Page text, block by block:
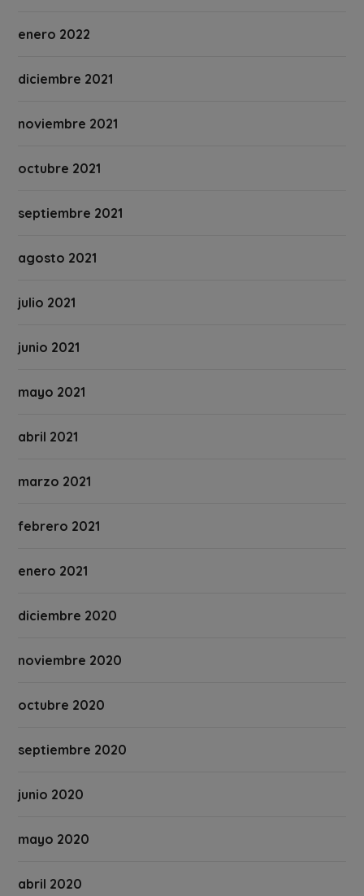
enero 2022
diciembre 2021
noviembre 2021
octubre 2021
septiembre 2021
agosto 2021
julio 2021
junio 2021
mayo 2021
abril 2021
marzo 2021
febrero 2021
enero 2021
diciembre 2020
noviembre 2020
octubre 2020
septiembre 2020
junio 2020
mayo 2020
abril 2020